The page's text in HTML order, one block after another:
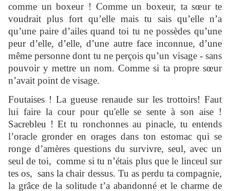
comme un boxeur ! Comme un boxeur, ta sœur te
voudrait plus fort qu’elle mais tu sais qu’elle n’a
qu’une paire d’ailes quand toi tu ne possèdes qu’une
peur d’elle, d’elle, d’une autre face inconnue, d’une
même personne dont tu ne perçois qu’un visage - sans
pouvoir y mettre un nom. Comme si ta propre sœur
n’avait point de visage.
Foutaises ! La gueuse renaude sur les trottoirs! Faut
lui faire la cour pour qu'elle se sente à son aise !
Sacrebleu ! Et tu ronchonnes au pinacle, tu entends
l’oracle gronder en orages dans ton estomac qui se
ronge d’amères questions du survivre, seul, avec un
seul de toi, comme si tu n’étais plus que le linceul sur
tes os, sans la chair dessus. Tu as perdu ta compagnie,
la grâce de la solitude t’a abandonné et le charme de